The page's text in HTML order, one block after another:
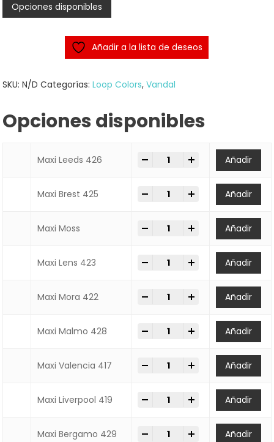
Opciones disponibles
Añadir a la lista de deseos
SKU:N/D Categorías:Loop Colors,Vandal
Opciones disponibles
Maxi Leeds 426 SPRAY MAXI LOOP 600ml
Añadir
Maxi Brest 425 SPRAY MAXI LOOP 600ml
Añadir
Maxi Moss SPRAY MAXI LOOP 600ml
Añadir
Maxi Lens 423 SPRAY MAXI LOOP 600ml
Añadir
Maxi Mora 422 SPRAY MAXI LOOP 600ml
Añadir
Maxi Malmo 428 SPRAY MAXI LOOP 600ml
Añadir
Maxi Valencia 417- SPRAY MAXI LOOP 600ml
Añadir
Maxi Liverpool 419- SPRAY MAXI LOOP 600ml
Añadir
Maxi Bergamo 429
- SPRAY MAXI LOOP 600ml
Añadir